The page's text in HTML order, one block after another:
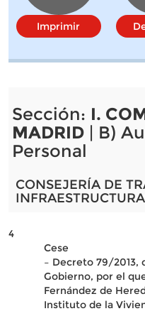
Imprimir
Sección: I.
MADRID| B)
Personal
CONSEJERÍA DE
4
Cese
– Decreto 79/2013,
Gobierno, por el
Fernández de
Instituto de la